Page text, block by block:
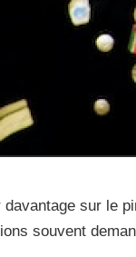
sur le
souvent